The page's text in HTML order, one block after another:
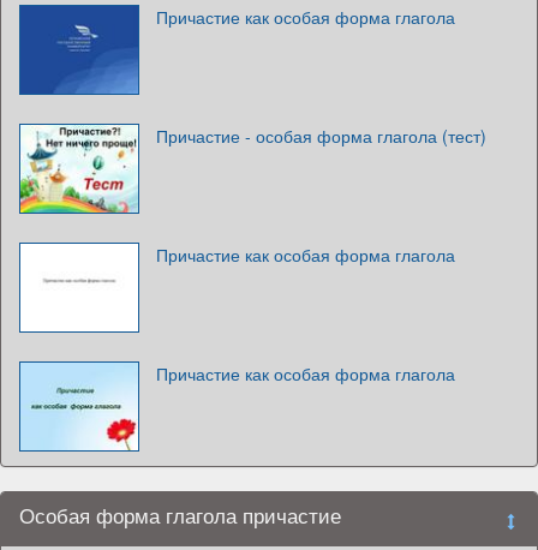
Причастие как особая форма глагола
Причастие - особая форма глагола (тест)
Причастие как особая форма глагола
Причастие как особая форма глагола
Особая форма глагола причастие